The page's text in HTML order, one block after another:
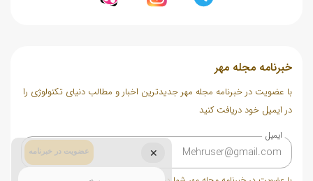
خبرنامه مجله مهر
با عضویت در خبرنامه مجله مهر جدیدترین اخبار و مطالب دنیای تکنولوژی را
در ایمیل خود دریافت کنید
ایمیل
عضویت در خبرنامه ✕